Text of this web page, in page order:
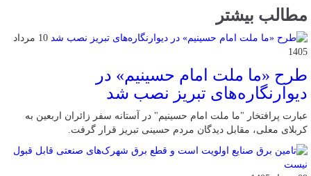
مطالب بیشتر
10 مرداد
1405
طرح «ما ملت امام حسینیم» در
دیوارنگاره‌های تبریز نصب شد
عبارت پرافتخار "ما ملت امام حسینیم" در آستانه سفر زائران اربعین به
کربلای معلی، مقابل دیدگان مردم حسینی تبریز قرار گرفت.